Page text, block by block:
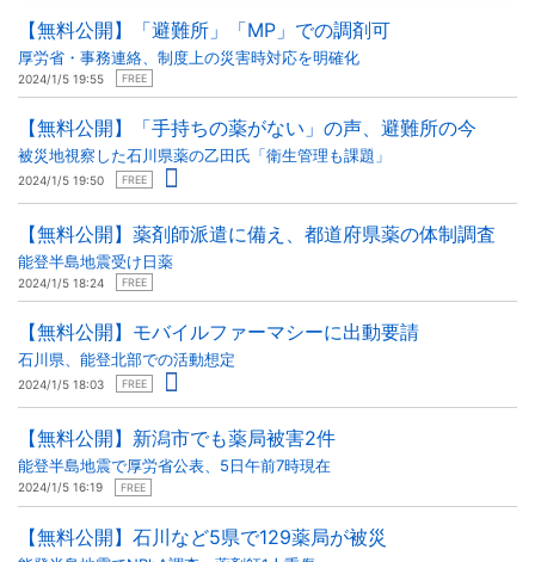
【無料公開】「避難所」「MP」での調剤可
厚労省・事務連絡、制度上の災害時対応を明確化
2024/1/5 19:55 FREE
【無料公開】「手持ちの薬がない」の声、避難所の今
被災地視察した石川県薬の乙田氏「衛生管理も課題」
2024/1/5 19:50 FREE
【無料公開】薬剤師派遣に備え、都道府県薬の体制調査
能登半島地震受け日薬
2024/1/5 18:24 FREE
【無料公開】モバイルファーマシーに出動要請
石川県、能登北部での活動想定
2024/1/5 18:03 FREE
【無料公開】新潟市でも薬局被害2件
能登半島地震で厚労省公表、5日午前7時現在
2024/1/5 16:19 FREE
【無料公開】石川など5県で129薬局が被災